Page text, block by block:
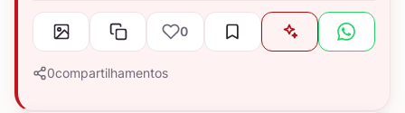
0
0compartilhamentos